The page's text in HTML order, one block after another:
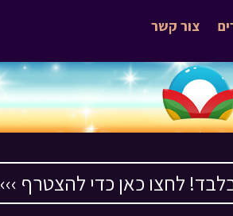
צור קשר
לחצו כאן כדי להצטרף ›››